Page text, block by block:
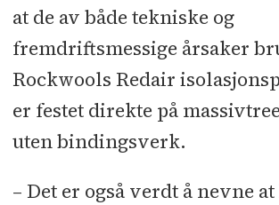
at de av både tekniske og
fremdriftsmessige årsaker
Rockwools Redair
er festet direkte på
uten bindingsverk.
– Det er også verdt å nevne at